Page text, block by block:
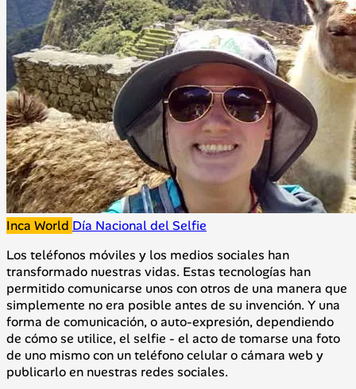
Inca World Día Nacional del Selfie
Los teléfonos móviles y los medios sociales han
transformado nuestras vidas. Estas tecnologías han
permitido comunicarse unos con otros de una manera que
simplemente no era posible antes de su invención. Y una
forma de comunicación, o auto-expresión, dependiendo
de cómo se utilice, el selfie - el acto de tomarse una foto
de uno mismo con un teléfono celular o cámara web y
publicarlo en nuestras redes sociales.